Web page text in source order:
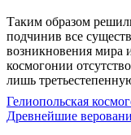
Таким образом
подчинив все
возникновения мира
космогонии
лишь
Гелиопольская
Древнейшие